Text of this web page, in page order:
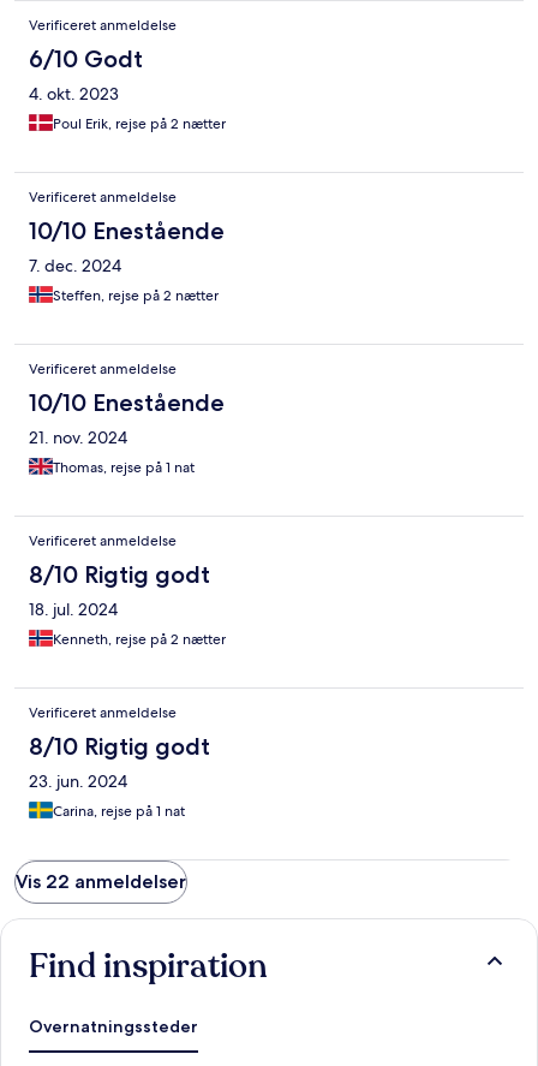
Verificeret anmeldelse
6/10 Godt
4. okt. 2023
Poul Erik, rejse på 2 nætter
Verificeret anmeldelse
10/10 Enestående
7. dec. 2024
Steffen, rejse på 2 nætter
Verificeret anmeldelse
10/10 Enestående
21. nov. 2024
Thomas, rejse på 1 nat
Verificeret anmeldelse
8/10 Rigtig godt
18. jul. 2024
Kenneth, rejse på 2 nætter
Verificeret anmeldelse
8/10 Rigtig godt
23. jun. 2024
Carina, rejse på 1 nat
Vis 22 anmeldelser
Find inspiration
Overnatningssteder